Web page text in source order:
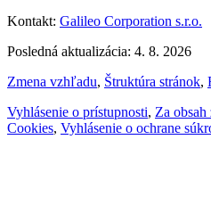
Kontakt: Galileo Corporation s.r.o.
Posledná aktualizácia: 4. 8. 2026
Zmena vzhľadu, Štruktúra stránok,
Vyhlásenie o prístupnosti, Za obsah
Cookies, Vyhlásenie o ochrane